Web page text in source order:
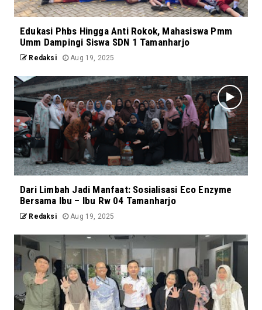
Edukasi Phbs Hingga Anti Rokok, Mahasiswa Pmm
Umm Dampingi Siswa SDN 1 Tamanharjo
Redaksi Aug 19, 2025
Dari Limbah Jadi Manfaat: Sosialisasi Eco Enzyme
Bersama Ibu – Ibu Rw 04 Tamanharjo
Redaksi Aug 19, 2025